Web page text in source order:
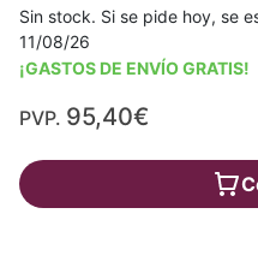
Sin stock. Si se pide hoy, se
11/08/26
¡GASTOS DE ENVÍO GRATIS!
PVP. 95,40€